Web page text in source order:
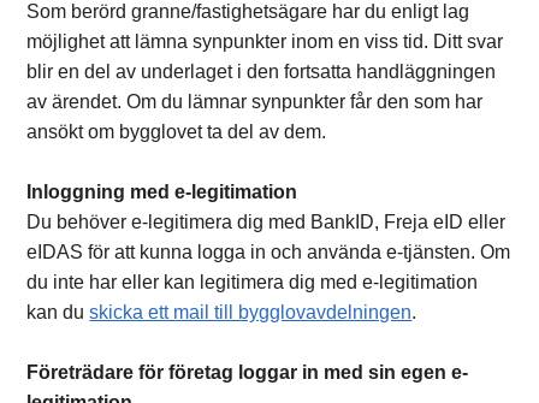
Som berörd granne/fastighetsägare har du enligt lag
möjlighet att lämna synpunkter inom en viss tid. Ditt svar
blir en del av underlaget i den fortsatta handläggningen
av ärendet. Om du lämnar synpunkter får den som har
ansökt om bygglovet ta del av dem.
Inloggning med e-legitimation
Du behöver e-legitimera dig med BankID, Freja eID eller
eIDAS för att kunna logga in och använda e-tjänsten. Om
du inte har eller kan legitimera dig med e-legitimation
kan duskicka ett mail till bygglovavdelningen.
Företrädare för företag loggar in med sin egen e-